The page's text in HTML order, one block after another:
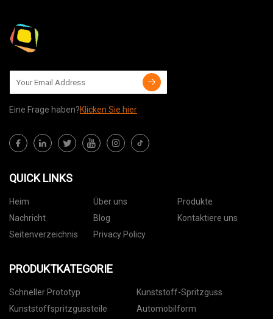
Eine Frage haben?Klicken Sie hier
QUICK LINKS
Heim Über uns
Produkte
Nachricht
Blog
Kontaktiere uns
Seitenverzeichnis
Privacy Policy
PRODUKTKATEGORIE
Schneller Prototyp
Kunststoff-Spritzguss
Kunststoffspritzgussteile
Automobilform